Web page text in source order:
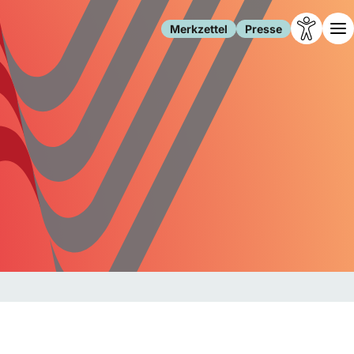
Merkzettel Presse
Leben
Familie
Freizeit
Gesundheit
Internet
Gesellschaft
Forschung
Migration
Polizei